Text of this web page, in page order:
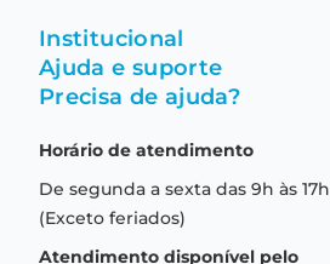
Institucional
Fale conosco
Formas de pagamento
Aviso de privacidade
Ajuda e suporte
Garantia
Troca e devolução
Precisa de ajuda?
Horário de atendimento
De segunda a sexta das 9h às 17h
(Exceto feriados)
Atendimento disponível pelo